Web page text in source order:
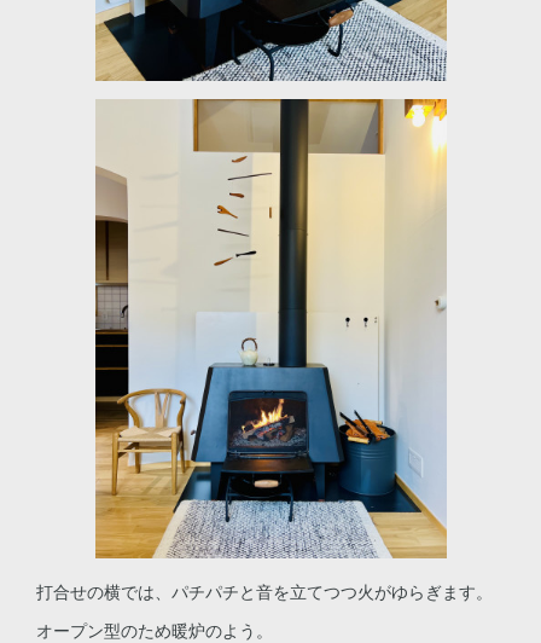
打合せの横では、パチパチと音を立てつつ火がゆらぎます。
オープン型のため暖炉のよう。